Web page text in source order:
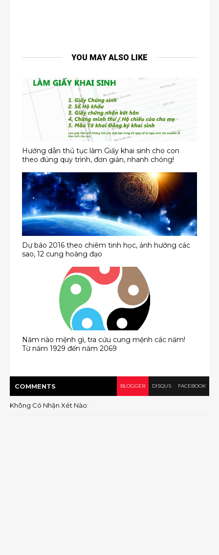
YOU MAY ALSO LIKE
Hướng dẫn thủ tục làm Giấy khai sinh cho con
theo đúng quy trình, đơn giản, nhanh chóng!
Dự báo 2016 theo chiêm tinh học, ảnh hưởng các
sao, 12 cung hoàng đạo
Năm nào mệnh gì, tra cứu cung mệnh các năm!
Từ năm 1929 đến năm 2069
COMMENTS BLOGGER DISQUS FACEBOOK
Không Có Nhận Xét Nào: